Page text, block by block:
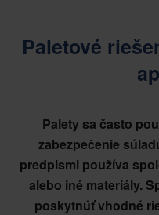
Paletové
Palety sa často
zabezpečenie
predpismi používa
alebo iné materiály.
poskytnúť vhodné